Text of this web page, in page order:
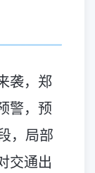
袭，郑
警，预
，局部
交通出